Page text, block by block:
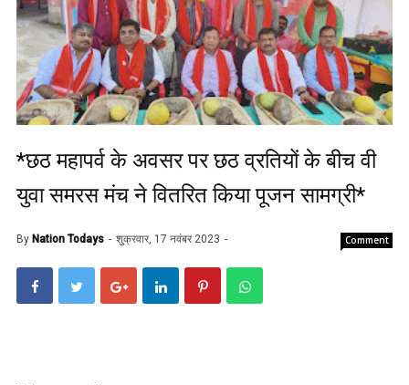
*छठ महापर्व के अवसर पर छठ व्रतियों के बीच वी
युवा समरस मंच ने वितरित किया पूजन सामग्री*
By Nation Todays शुक्रवार, 17 नवंबर 2023 Comment